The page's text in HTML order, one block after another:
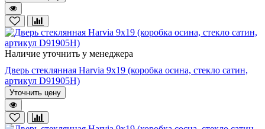
Наличие уточнить у менеджера
Дверь стеклянная Harvia 9х19 (коробка осина, стекло сатин,
артикул D91905H)
Уточнить цену